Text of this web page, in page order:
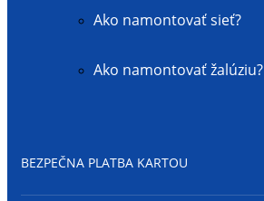
Ako namontovať sieť?
Ako namontovať žalúziu?
BEZPEČNA PLATBA KARTOU